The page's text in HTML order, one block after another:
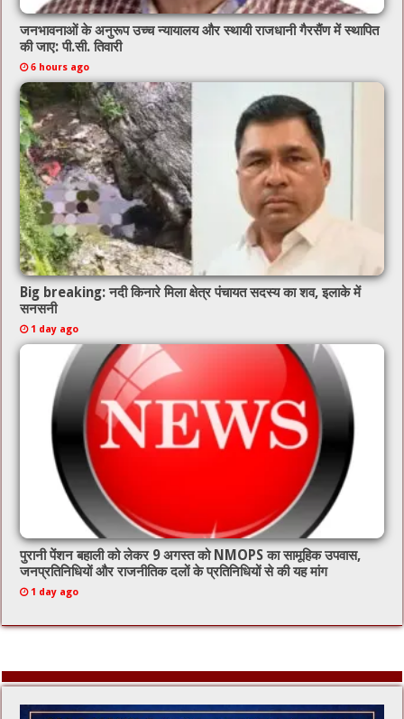
जनभावनाओं के अनुरूप उच्च न्यायालय और स्थायी राजधानी गैरसैंण में स्थापित
की जाए: पी.सी. तिवारी
6 hours ago
Big breaking: नदी किनारे मिला क्षेत्र पंचायत सदस्य का शव, इलाके में
सनसनी
1 day ago
पुरानी पेंशन बहाली को लेकर 9 अगस्त को NMOPS का सामूहिक उपवास,
जनप्रतिनिधियों और राजनीतिक दलों के प्रतिनिधियों से की यह मांग
1 day ago